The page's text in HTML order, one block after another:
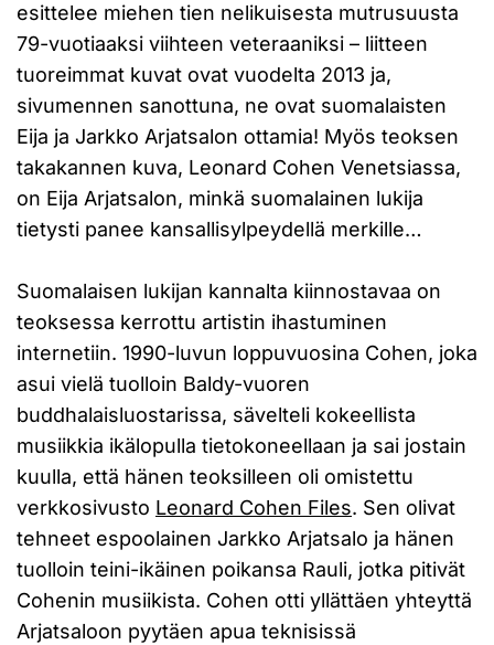
esittelee miehen tien nelikuisesta mutrusuusta
79-vuotiaaksi viihteen veteraaniksi – liitteen
tuoreimmat kuvat ovat vuodelta 2013 ja,
sivumennen sanottuna, ne ovat suomalaisten
Eija ja Jarkko Arjatsalon ottamia! Myös teoksen
takakannen kuva, Leonard Cohen Venetsiassa,
on Eija Arjatsalon, minkä suomalainen lukija
tietysti panee kansallisylpeydellä merkille…
Suomalaisen lukijan kannalta kiinnostavaa on
teoksessa kerrottu artistin ihastuminen
internetiin. 1990-luvun loppuvuosina Cohen, joka
asui vielä tuolloin Baldy-vuoren
buddhalaisluostarissa, sävelteli kokeellista
musiikkia ikälopulla tietokoneellaan ja sai jostain
kuulla, että hänen teoksilleen oli omistettu
verkkosivusto Leonard Cohen Files. Sen olivat
tehneet espoolainen Jarkko Arjatsalo ja hänen
tuolloin teini-ikäinen poikansa Rauli, jotka pitivät
Cohenin musiikista. Cohen otti yllättäen yhteyttä
Arjatsaloon pyytäen apua teknisissä